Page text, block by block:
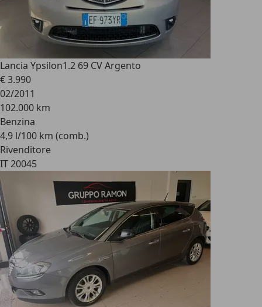
Lancia Ypsilon1.2 69 CV Argento
€ 3.990
02/2011
102.000 km
Benzina
4,9 l/100 km (comb.)
Rivenditore
IT 20045